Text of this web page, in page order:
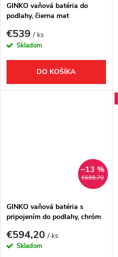
GINKO vaňová batéria do
podlahy, čierna mat
€539/ ks
Skladom
DO KOŠÍKA
€688,70
–13 %
GINKO vaňová batéria s
pripojením do podlahy, chróm
€594,20/ ks
Skladom